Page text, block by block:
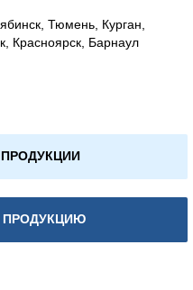
Тюмень, Курган,
Красноярск, Барнаул
ПРОДУКЦИЮ